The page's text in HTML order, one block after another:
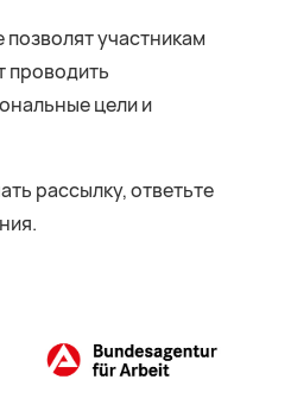
участникам
проводить
цели и
рассылку, ответьте